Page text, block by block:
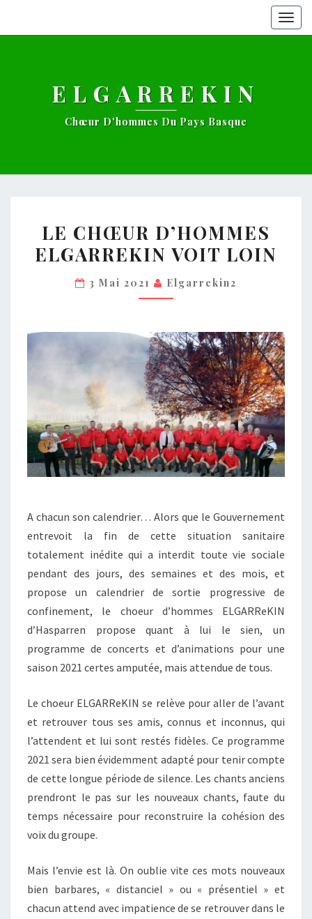
ELGARREKIN
Chœur D'hommes Du Pays Basque
CHŒUR
D’HOMMES
VOIT
LE CHŒUR D’HOMMES
ELGARREKIN VOIT LOIN
3 Mai 2021 Elgarrekin2
A chacun son calendrier… Alors que le Gouvernement
entrevoit la fin de cette situation sanitaire
totalement inédite qui a interdit toute vie sociale
pendant des jours, des semaines et des mois, et
propose un calendrier de sortie progressive de
confinement, le choeur d’hommes ELGARReKIN
d’Hasparren propose quant à lui le sien, un
programme de concerts et d’animations pour une
saison 2021 certes amputée, mais attendue de tous.
Le choeur ELGARReKIN se relève pour aller de l’avant
et retrouver tous ses amis, connus et inconnus, qui
l’attendent et lui sont restés fidèles. Ce programme
2021 sera bien évidemment adapté pour tenir compte
de cette longue période de silence. Les chants anciens
prendront le pas sur les nouveaux chants, faute du
temps nécessaire pour reconstruire la cohésion des
voix du groupe.
Mais l’envie est là. On oublie vite ces mots nouveaux
bien barbares, « distanciel » ou « présentiel » et
chacun attend avec impatience de se retrouver dans le